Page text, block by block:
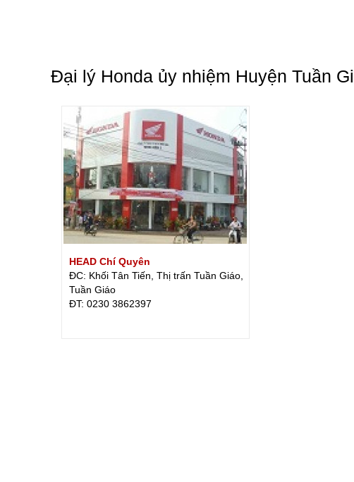
Đại lý Honda ủy nhiệm Huyện Tuần
HEAD Chí Quyên
ĐC: Khối Tân Tiến, Thị trấn Tuần Giáo,
Tuần Giáo
ÐT: 0230 3862397